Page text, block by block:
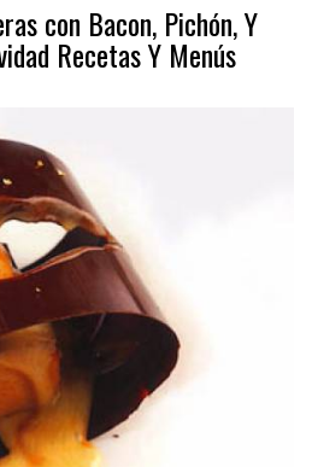
con Bacon, Pichón, Y
Recetas Y Menús